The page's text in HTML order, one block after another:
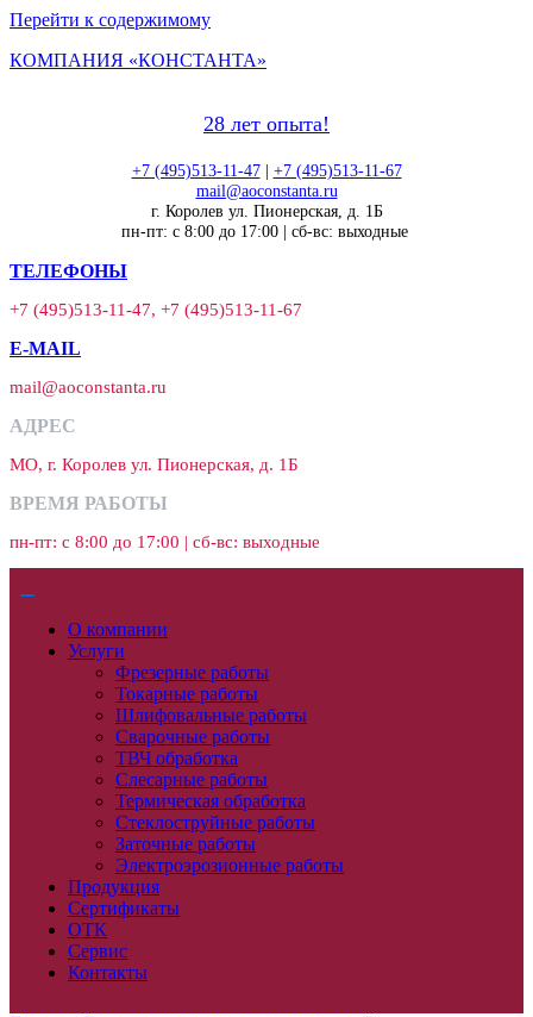
Перейти к содержимому
КОМПАНИЯ «КОНСТАНТА»
28 лет опыта!
+7 (495)513-11-47| +7 (495)513-11-67
mail@aoconstanta.ru
г. Королев ул. Пионерская, д. 1Б
пн-пт: с 8:00 до 17:00 | сб-вс: выходные
ТЕЛЕФОНЫ
+7 (495)513-11-47, +7 (495)513-11-67
E-MAIL
mail@aoconstanta.ru
АДРЕС
МО, г. Королев ул. Пионерская, д. 1Б
ВРЕМЯ РАБОТЫ
пн-пт: с 8:00 до 17:00 | сб-вс: выходные
О компании
Услуги
Фрезерные работы
Токарные работы
Шлифовальные работы
Сварочные работы
ТВЧ обработка
Слесарные работы
Термическая обработка
Стеклоструйные работы
Заточные работы
Электроэрозионные работы
Продукция
Сертификаты
ОТК
Сервис
Контакты